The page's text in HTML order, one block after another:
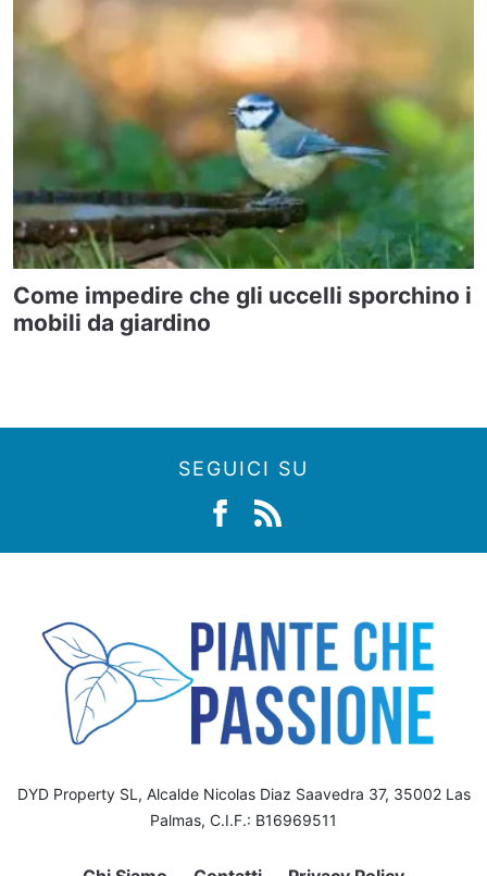
Come impedire che gli uccelli sporchino i
mobili da giardino
SEGUICI SU
DYD Property SL, Alcalde Nicolas Diaz Saavedra 37, 35002 Las
Palmas, C.I.F.: B16969511